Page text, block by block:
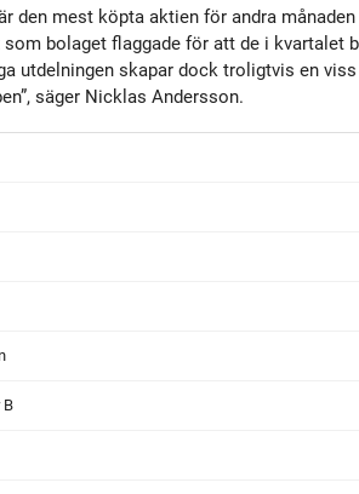
den mest köpta aktien för andra
bolaget flaggade för att de i kvartalet
utdelningen skapar dock troligtvis en
säger Nicklas Andersson.
B